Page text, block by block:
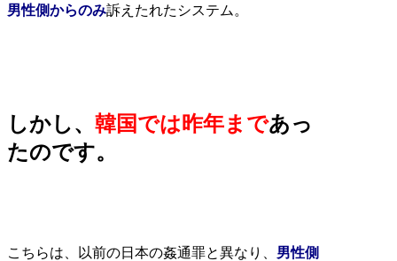
男性側からのみ訴えたれたシステム。
しかし、 韓国では昨年まであっ
たのです。
こちらは、以前の日本の姦通罪と異なり、 男性側